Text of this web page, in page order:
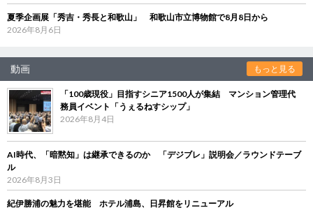
夏季企画展「秀吉・秀長と和歌山」 和歌山市立博物館で8月8日から
2026年8月6日
動画 もっと見る
「100歳現役」目指すシニア1500人が集結 マンション管理代
務員イベント「うぇるねすシップ」
2026年8月4日
AI時代、「暗黙知」は継承できるのか 「デジブレ」説明会／ラウンドテーブ
ル
2026年8月3日
紀伊勝浦の魅力を堪能 ホテル浦島、日昇館をリニューアル